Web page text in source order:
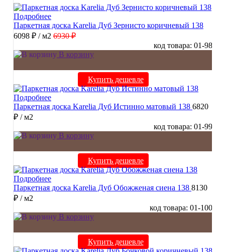
Подробнее
Паркетная доска Karelia Дуб Зернисто коричневый 138
6098 ₽ / м2 6930 ₽
код товара: 01-98
В корзину
Купить дешевле
Подробнее
Паркетная доска Karelia Дуб Истинно матовый 138 6820
₽ / м2
код товара: 01-99
В корзину
Купить дешевле
Подробнее
Паркетная доска Karelia Дуб Обожженая сиена 138 8130
₽ / м2
код товара: 01-100
В корзину
Купить дешевле